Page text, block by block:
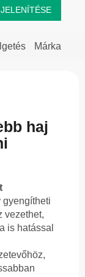
Márka
haj
gyengítheti
vezethet,
is hatással